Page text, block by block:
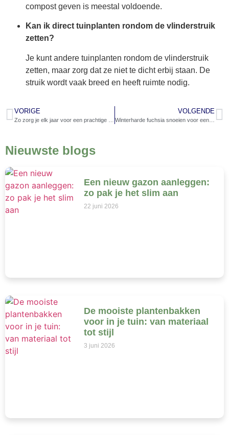
compost geven is meestal voldoende.
Kan ik direct tuinplanten rondom de vlinderstruik
zetten?
Je kunt andere tuinplanten rondom de vlinderstruik
zetten, maar zorg dat ze niet te dicht erbij staan. De
struik wordt vaak breed en heeft ruimte nodig.
VORIGE VOLGENDE
Winterharde fuchsia snoeien voor een gezonde plant en rijke bloei
Nieuwste blogs
Een nieuw gazon aanleggen:
zo pak je het slim aan
22 juni 2026
De mooiste plantenbakken
voor in je tuin: van materiaal
tot stijl
3 juni 2026